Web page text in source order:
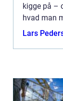
kigge på –
hvad man
forst&ar...
Lars